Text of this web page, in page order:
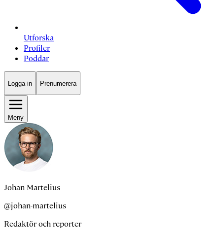
Utforska
Profiler
Poddar
Logga in Prenumerera
Meny
Johan Martelius
@johan-martelius
Redaktör och reporter